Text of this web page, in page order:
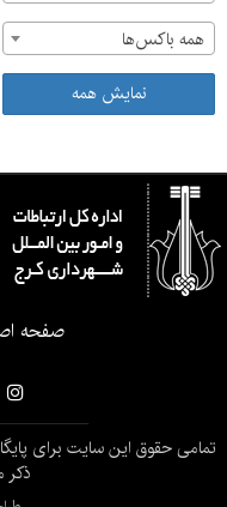
همه باکس‌ها
نمایش همه
صفحه
تمامی حقوق این سایت برای
ذکر